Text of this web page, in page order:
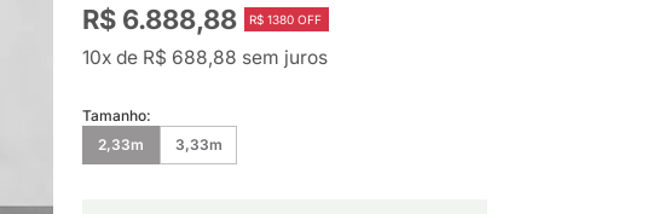
R$ 6.888,88 R$ 1380 OFF
10x de R$ 688,88 sem juros
Tamanho:
2,33m
3,33m